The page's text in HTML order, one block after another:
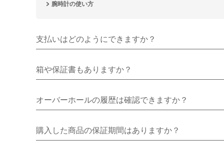
腕時計の使い方
支払いはどのようにできますか？
箱や保証書もありますか？
オーバーホールの履歴は確認できますか？
購入した商品の保証期間はありますか？